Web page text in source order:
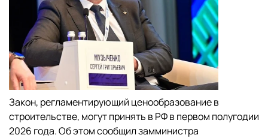
Закон, регламентирующий ценообразование в
строительстве, могут принять в РФ в первом полугодии
2026 года. Об этом сообщил замминистра